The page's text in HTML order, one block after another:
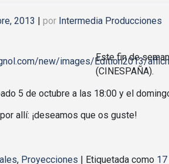
2013 por Intermedia Producciones
Este fin de
(CINESPAÑA).
5 de octubre a las 18:00 y el
allí: ¡deseamos que os guste!
, Proyecciones | Etiquetada como